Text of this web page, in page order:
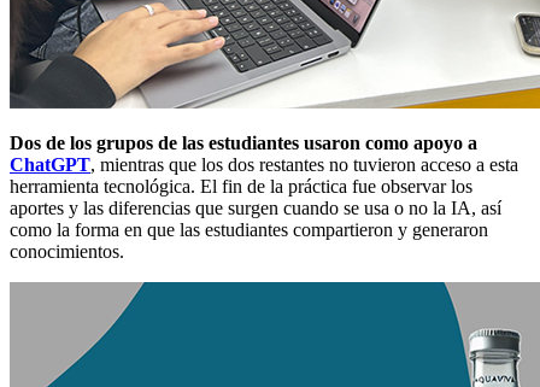
Dos de los grupos de las estudiantes usaron como apoyo a
ChatGPT, mientras que los dos restantes no tuvieron acceso a esta
herramienta tecnológica. El fin de la práctica fue observar los
aportes y las diferencias que surgen cuando se usa o no la IA, así
como la forma en que las estudiantes compartieron y generaron
conocimientos.